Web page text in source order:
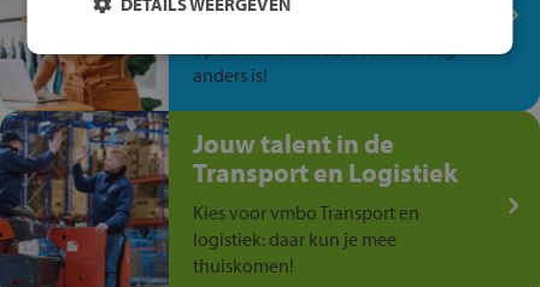
op de winkelvloer, waar elke dag
anders is!
Jouw talent in de
Transport en Logistiek
Kies voor vmbo Transport en
logistiek: daar kun je mee
thuiskomen!